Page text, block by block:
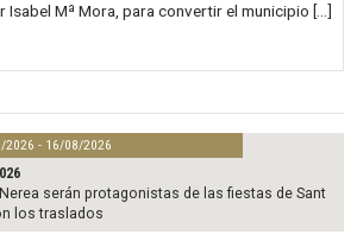
Isabel Mª Mora, para convertir el municipio […]
2026 - 16/08/2026
serán protagonistas de las fiestas de Sant
los traslados